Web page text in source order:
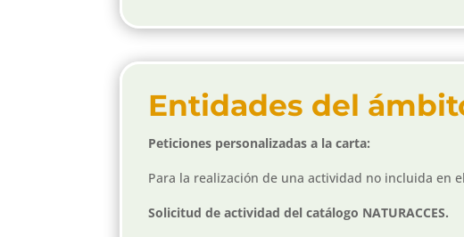
Entidades del
Peticiones personalizadas a la carta:
Para la realización de una actividad no incluida en
Solicitud de actividad del catálogo NATURACCES.